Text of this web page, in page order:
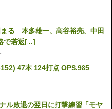
る 本多雄一、高谷裕亮、中田
で若返[...]
47本 124打点 OPS.985
ル敗退の翌日に打撃練習「モヤ